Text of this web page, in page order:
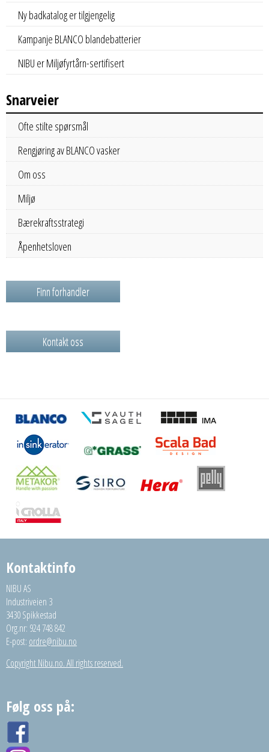
Ny badkatalog er tilgjengelig
Kampanje BLANCO blandebatterier
NIBU er Miljøfyrtårn-sertifisert
Snarveier
Ofte stilte spørsmål
Rengjøring av BLANCO vasker
Om oss
Miljø
Bærekraftsstrategi
Åpenhetsloven
Finn forhandler
Kontakt oss
Kontaktinfo
NIBU AS
Industriveien 3
3430 Spikkestad
Org.nr: 924 748 842
E-post: ordre@nibu.no
Copyright Nibu.no. All rights reserved.
Følg oss på: